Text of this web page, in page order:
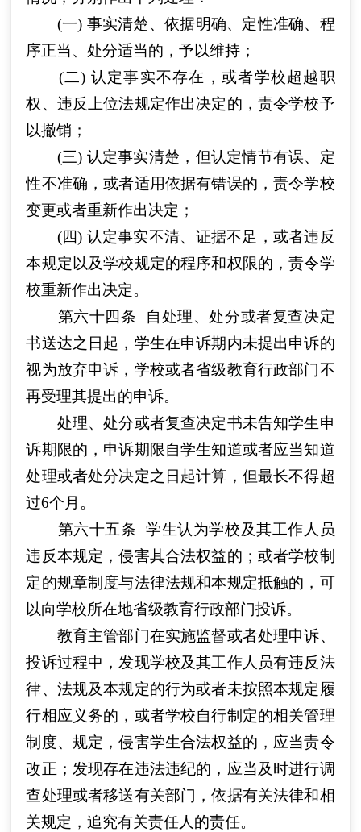
(一) 事实清楚、依据明确、定性准确、程
序正当、处分适当的，予以维持；
(二) 认定事实不存在，或者学校超越职
权、违反上位法规定作出决定的，责令学校予
以撤销；
(三) 认定事实清楚，但认定情节有误、定
性不准确，或者适用依据有错误的，责令学校
变更或者重新作出决定；
(四) 认定事实不清、证据不足，或者违反
本规定以及学校规定的程序和权限的，责令学
校重新作出决定。
第六十四条
自处理、处分或者复查决定
书送达之日起，学生在申诉期内未提出申诉的
视为放弃申诉，学校或者省级教育行政部门不
再受理其提出的申诉。
处理、处分或者复查决定书未告知学生申
诉期限的，申诉期限自学生知道或者应当知道
处理或者处分决定之日起计算，但最长不得超
过6个月。
第六十五条
学生认为学校及其工作人员
违反本规定，侵害其合法权益的；或者学校制
定的规章制度与法律法规和本规定抵触的，可
以向学校所在地省级教育行政部门投诉。
教育主管部门在实施监督或者处理申诉、
投诉过程中，发现学校及其工作人员有违反法
律、法规及本规定的行为或者未按照本规定履
行相应义务的，或者学校自行制定的相关管理
制度、规定，侵害学生合法权益的，应当责令
改正；发现存在违法违纪的，应当及时进行调
查处理或者移送有关部门，依据有关法律和相
关规定，追究有关责任人的责任。